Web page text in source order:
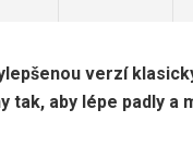
verzí
tak, aby lépe padly a